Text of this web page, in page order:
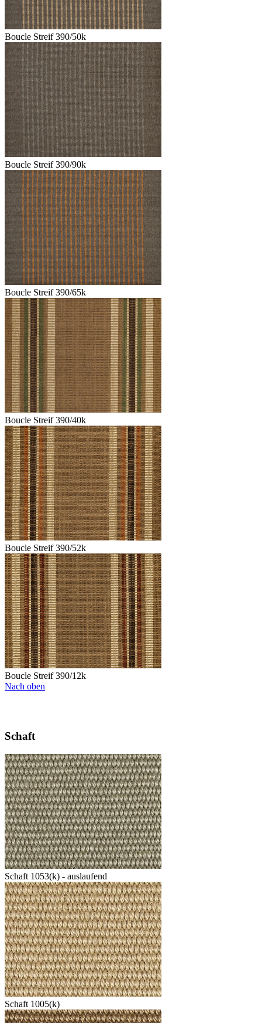
Boucle Streif 390/50k
Boucle Streif 390/90k
Boucle Streif 390/65k
Boucle Streif 390/40k
Boucle Streif 390/52k
Boucle Streif 390/12k
Nach oben
Schaft
Schaft 1053(k) - auslaufend
Schaft 1005(k)